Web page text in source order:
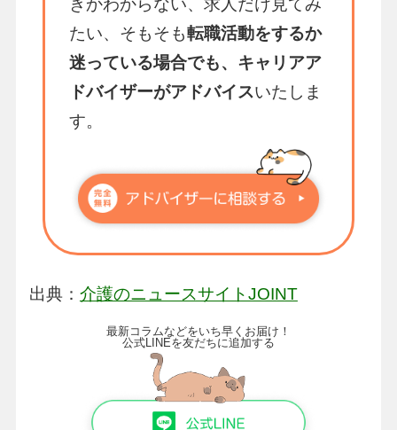
きかわからない、求人だけ見てみ
たい、そもそも転職活動をするか
迷っている場合でも、キャリアア
ドバイザーがアドバイスいたしま
す。
出典： 介護のニュースサイトJOINT
最新コラムなどをいち早くお届け！
公式LINEを友だちに追加する